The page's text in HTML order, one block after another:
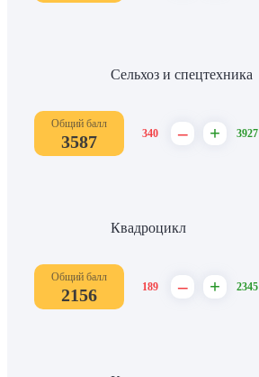
Сельхоз и спецтехника
Общий балл
3587 340 – + 3927
Квадроцикл
Общий балл
2156 189 – + 2345